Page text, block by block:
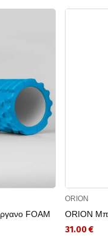
FOAM
ORION
ORION
31.00 €